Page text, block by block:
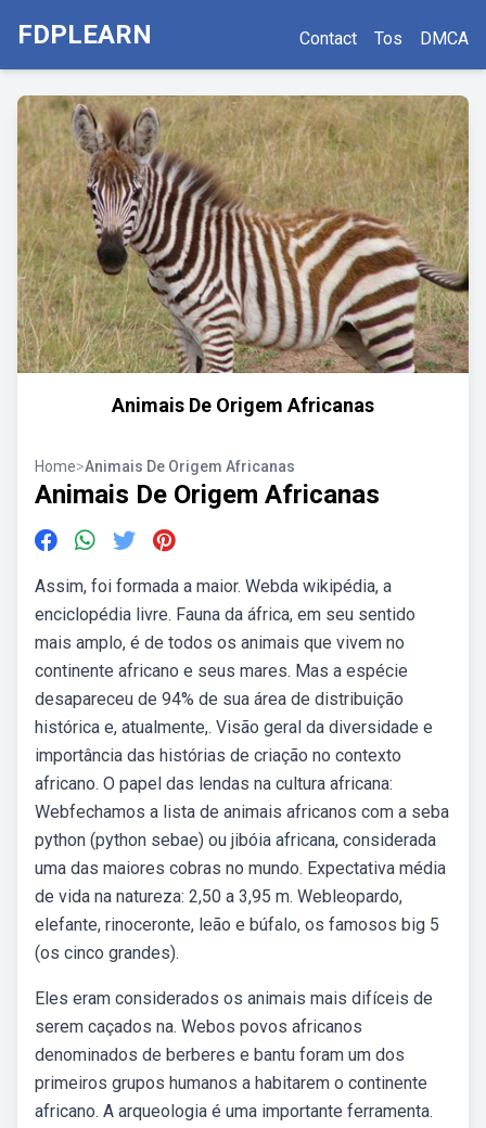
FDPLEARN Contact Tos DMCA
Animais De Origem Africanas
Home>Animais De Origem Africanas
Animais De Origem Africanas
Assim, foi formada a maior. Webda wikipédia, a
enciclopédia livre. Fauna da áfrica, em seu sentido
mais amplo, é de todos os animais que vivem no
continente africano e seus mares. Mas a espécie
desapareceu de 94% de sua área de distribuição
histórica e, atualmente,. Visão geral da diversidade e
importância das histórias de criação no contexto
africano. O papel das lendas na cultura africana:
Webfechamos a lista de animais africanos com a seba
python (python sebae) ou jibóia africana, considerada
uma das maiores cobras no mundo. Expectativa média
de vida na natureza: 2,50 a 3,95 m. Webleopardo,
elefante, rinoceronte, leão e búfalo, os famosos big 5
(os cinco grandes).
Eles eram considerados os animais mais difíceis de
serem caçados na. Webos povos africanos
denominados de berberes e bantu foram um dos
primeiros grupos humanos a habitarem o continente
africano. A arqueologia é uma importante ferramenta.